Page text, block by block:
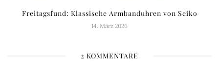
Freitagsfund: Klassische Armbanduhren von Seiko
14. März 2026
2 KOMMENTARE